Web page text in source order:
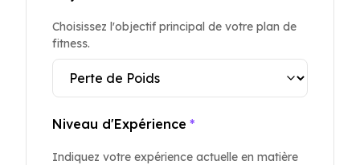
Choisissez l'objectif principal de votre plan de
fitness.
Niveau d'Expérience *
Indiquez votre expérience actuelle en matière